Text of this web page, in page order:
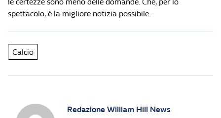
spettacolo, è la migliore notizia possibile.
Calcio
Redazione William Hill News